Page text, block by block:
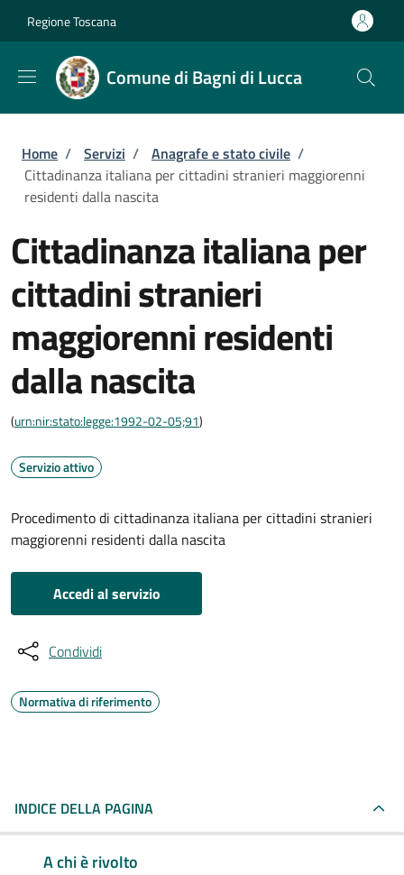
Regione Toscana
Comune di Bagni di Lucca
Briciole di pane
Home / Servizi / Anagrafe e stato civile /
Cittadinanza italiana per cittadini stranieri maggiorenni
residenti dalla nascita
Cittadinanza italiana per
cittadini stranieri
maggiorenni residenti
dalla nascita
(urn:nir:stato:legge:1992-02-05;91)
Servizio attivo
Procedimento di cittadinanza italiana per cittadini stranieri
maggiorenni residenti dalla nascita
Accedi al servizio
Condividi
Normativa di riferimento
INDICE DELLA PAGINA
A chi è rivolto